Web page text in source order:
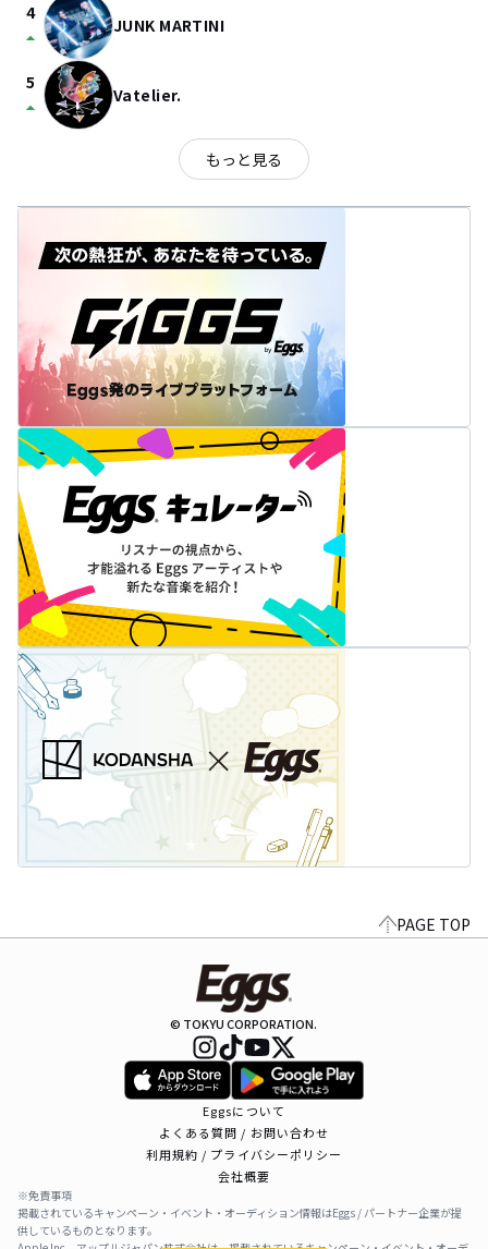
4
arrow_drop_up JUNK MARTINI
5
arrow_drop_up Vatelier.
もっと見る
PAGE TOP
© TOKYU CORPORATION.
Eggsについて
よくある質問 / お問い合わせ
利用規約 / プライバシーポリシー
会社概要
※免責事項
掲載されているキャンペーン・イベント・オーディション情報はEggs / パートナー企業が提
供しているものとなります。